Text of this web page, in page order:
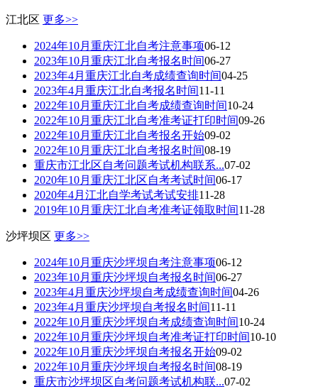
江北区 更多>>
2024年10月重庆江北自考注意事项06-12
2023年10月重庆江北自考报名时间06-27
2023年4月重庆江北自考成绩查询时间04-25
2023年4月重庆江北自考报名时间11-11
2022年10月重庆江北自考成绩查询时间10-24
2022年10月重庆江北自考准考证打印时间09-26
2022年10月重庆江北自考报名开始09-02
2022年10月重庆江北自考报名时间08-19
重庆市江北区自考问题考试机构联系...07-02
2020年10月重庆江北区自考考试时间06-17
2020年4月江北自学考试考试安排11-28
2019年10月重庆江北自考准考证领取时间11-28
沙坪坝区 更多>>
2024年10月重庆沙坪坝自考注意事项06-12
2023年10月重庆沙坪坝自考报名时间06-27
2023年4月重庆沙坪坝自考成绩查询时间04-26
2023年4月重庆沙坪坝自考报名时间11-11
2022年10月重庆沙坪坝自考成绩查询时间10-24
2022年10月重庆沙坪坝自考准考证打印时间10-10
2022年10月重庆沙坪坝自考报名开始09-02
2022年10月重庆沙坪坝自考报名时间08-19
重庆市沙坪坝区自考问题考试机构联...07-02